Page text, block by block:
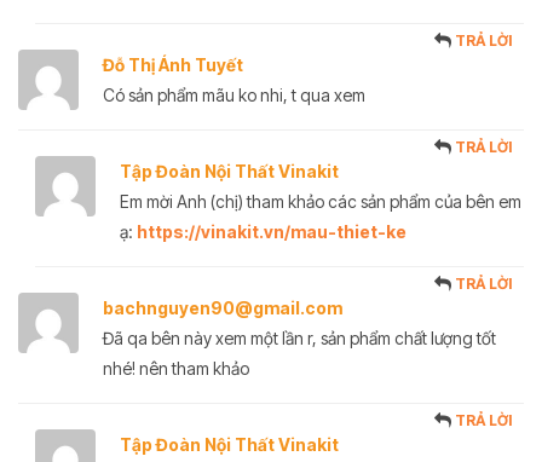
Đỗ Thị Ánh Tuyết
TRẢ LỜI
Có sản phẩm mãu ko nhi, t qua xem
Tập Đoàn Nội Thất Vinakit
TRẢ LỜI
Em mời Anh (chị) tham khảo các sản phẩm của bên em
ạ: https://vinakit.vn/mau-thiet-ke
bachnguyen90@gmail.com
TRẢ LỜI
Đã qa bên này xem một lần r, sản phẩm chất lượng tốt
nhé! nên tham khảo
Tập Đoàn Nội Thất Vinakit
TRẢ LỜI